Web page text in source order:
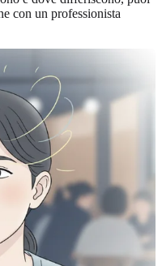
con un professionista